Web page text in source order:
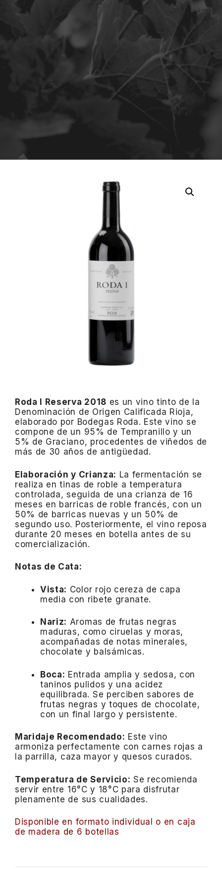
Roda I Reserva 2018 es un vino tinto de la
Denominación de Origen Calificada Rioja,
elaborado por Bodegas Roda. Este vino se
compone de un 95% de Tempranillo y un
5% de Graciano, procedentes de viñedos de
más de 30 años de antigüedad.
Elaboración y Crianza: La fermentación se
realiza en tinas de roble a temperatura
controlada, seguida de una crianza de 16
meses en barricas de roble francés, con un
50% de barricas nuevas y un 50% de
segundo uso. Posteriormente, el vino reposa
durante 20 meses en botella antes de su
comercialización.
Notas de Cata:
Vista: Color rojo cereza de capa
media con ribete granate.
Nariz: Aromas de frutas negras
maduras, como ciruelas y moras,
acompañadas de notas minerales,
chocolate y balsámicas.
Boca: Entrada amplia y sedosa, con
taninos pulidos y una acidez
equilibrada. Se perciben sabores de
frutas negras y toques de chocolate,
con un final largo y persistente.
Maridaje Recomendado: Este vino
armoniza perfectamente con carnes rojas a
la parrilla, caza mayor y quesos curados.
Temperatura de Servicio: Se recomienda
servir entre 16°C y 18°C para disfrutar
plenamente de sus cualidades.
Disponible en formato individual o en caja
de madera de 6 botellas